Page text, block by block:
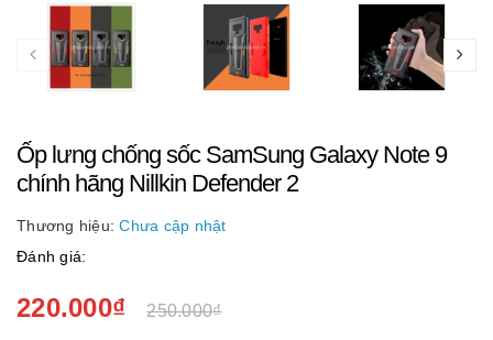
Ốp lưng chống sốc SamSung Galaxy Note 9
chính hãng Nillkin Defender 2
Thương hiệu: Chưa cập nhật
Đánh giá:
220.000₫ 250.000₫